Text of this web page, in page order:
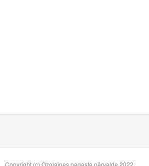
Copyright (c) Ozolaines pagasta pārvalde 2022